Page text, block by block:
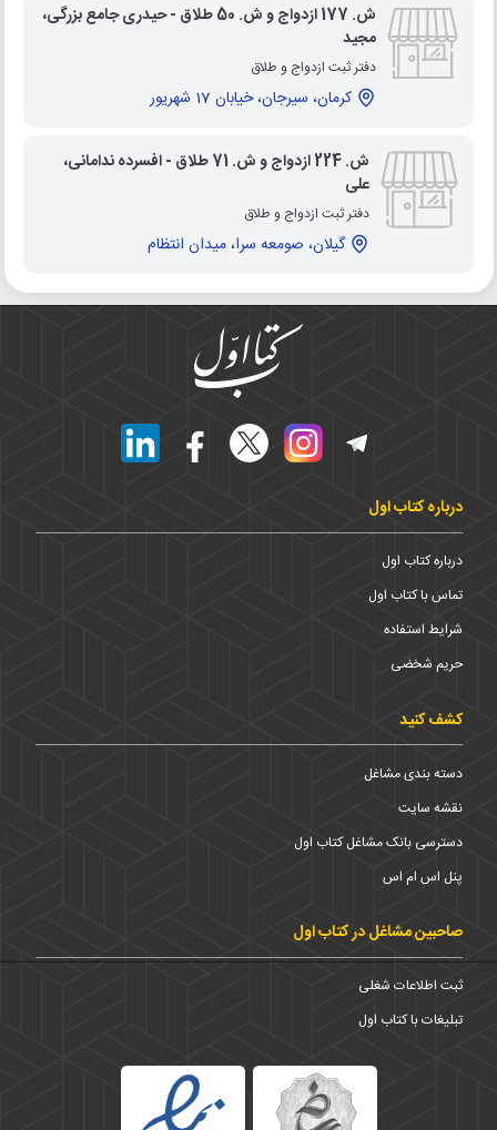
ش. 177 ازدواج و ش. 50 طلاق - حیدری جامع بزرگی،
مجید
دفتر ثبت ازدواج و طلاق
کرمان، سیرجان، خیابان 17 شهریور
ش. 224 ازدواج و ش. 71 طلاق - افسرده ندامانی،
علی
دفتر ثبت ازدواج و طلاق
گیلان، صومعه سرا، میدان انتظام
درباره کتاب اول
درباره کتاب اول
تماس با کتاب اول
شرایط استفاده
حریم شخضی
کشف کنید
دسته بندی مشاغل
نقشه سایت
دسترسی بانک مشاغل کتاب اول
پنل اس ام اس
صاحبین مشاغل در کتاب اول
ثبت اطلاعات شغلی
تبلیغات با کتاب اول